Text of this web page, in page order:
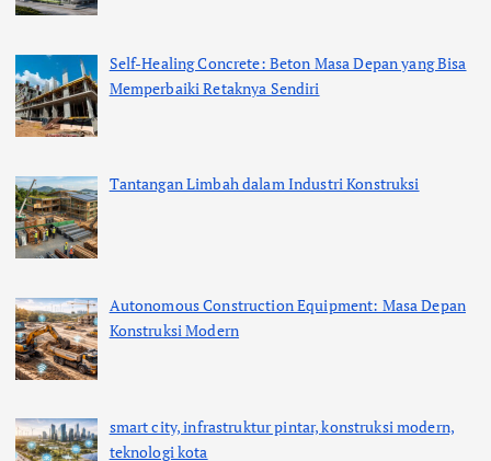
Self-Healing Concrete: Beton Masa Depan yang Bisa
Memperbaiki Retaknya Sendiri
Tantangan Limbah dalam Industri Konstruksi
Autonomous Construction Equipment: Masa Depan
Konstruksi Modern
smart city, infrastruktur pintar, konstruksi modern,
teknologi kota